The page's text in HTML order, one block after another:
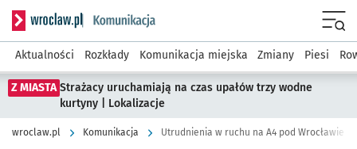
Serwis informacyjny wroclaw.pl podserwis: Komunikacja
Aktualności Rozkłady Komunikacja miejska Zmiany Piesi
Z MIASTA Strażacy uruchamiają na czas upałów trzy wodne
kurtyny | Lokalizacje
wroclaw.pl Komunikacja Utrudnienia w ruchu na A4 pod Wrocławiem